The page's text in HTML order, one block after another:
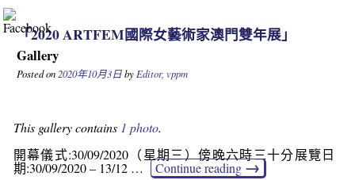
「2020 ARTFEM國際女藝術家澳門雙年展」
Gallery
Posted on 2020年10月3日by Editor, vppm
This gallery contains 1 photo.
開幕儀式:30/09/2020（星期三）傍晚六時三十分展覽日
期:30/09/2020 – 13/12 …
Continue reading →